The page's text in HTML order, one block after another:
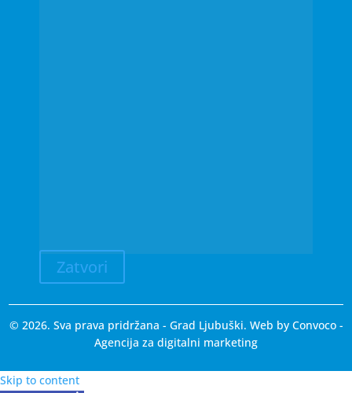
Zatvori
© 2026. Sva prava pridržana - Grad Ljubuški. Web by Convoco-
Agencija za digitalni marketing
Skip to content